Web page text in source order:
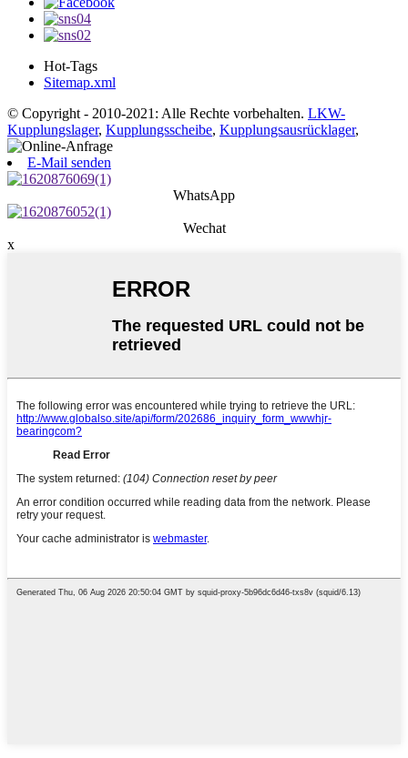
Hot-Tags
Sitemap.xml
© Copyright - 2010-2021: Alle Rechte vorbehalten. LKW-
Kupplungslager, Kupplungsscheibe, Kupplungsausrücklager,
E-Mail senden
WhatsApp
Wechat
x